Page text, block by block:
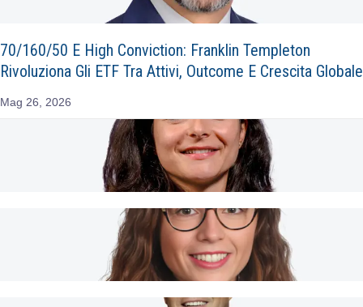
70/160/50 E High Conviction: Franklin Templeton
Rivoluziona Gli ETF Tra Attivi, Outcome E Crescita Globale
Mag 26, 2026